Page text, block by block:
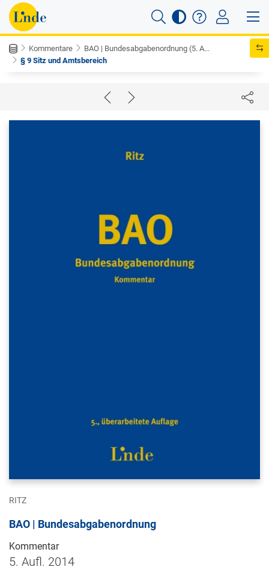
Kommentare
BAO | Bundesabgabenordnung (5. A...
§ 9 Sitz und Amtsbereich
RITZ
BAO | Bundesabgabenordnung
Kommentar
5. Aufl. 2014